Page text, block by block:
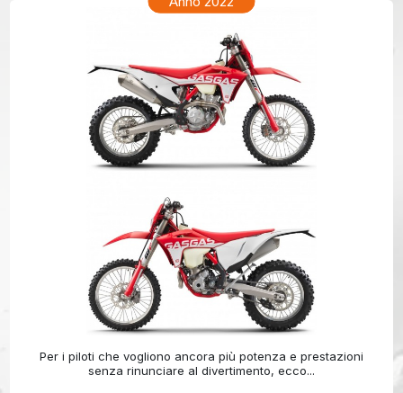
Per i piloti che vogliono ancora più potenza e prestazioni
senza rinunciare al divertimento, ecco...